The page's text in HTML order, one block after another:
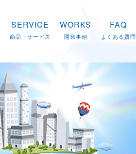
SERVICE
商品・サービス
WORKS
開発事例
FAQ
よくある質問